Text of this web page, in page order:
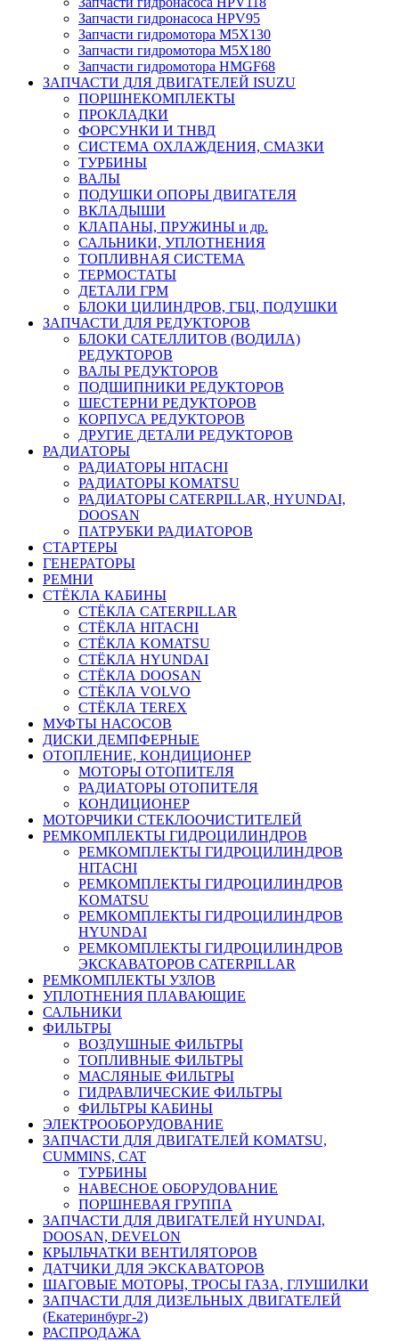
Запчасти гидронасоса HPV95
Запчасти гидромотора M5X130
Запчасти гидромотора M5X180
Запчасти гидромотора HMGF68
ЗАПЧАСТИ ДЛЯ ДВИГАТЕЛЕЙ ISUZU
ПОРШНЕКОМПЛЕКТЫ
ПРОКЛАДКИ
ФОРСУНКИ И ТНВД
СИСТЕМА ОХЛАЖДЕНИЯ, СМАЗКИ
ТУРБИНЫ
ВАЛЫ
ПОДУШКИ ОПОРЫ ДВИГАТЕЛЯ
ВКЛАДЫШИ
КЛАПАНЫ, ПРУЖИНЫ и др.
САЛЬНИКИ, УПЛОТНЕНИЯ
ТОПЛИВНАЯ СИСТЕМА
ТЕРМОСТАТЫ
ДЕТАЛИ ГРМ
БЛОКИ ЦИЛИНДРОВ, ГБЦ, ПОДУШКИ
ЗАПЧАСТИ ДЛЯ РЕДУКТОРОВ
БЛОКИ САТЕЛЛИТОВ (ВОДИЛА)
РЕДУКТОРОВ
ВАЛЫ РЕДУКТОРОВ
ПОДШИПНИКИ РЕДУКТОРОВ
ШЕСТЕРНИ РЕДУКТОРОВ
КОРПУСА РЕДУКТОРОВ
ДРУГИЕ ДЕТАЛИ РЕДУКТОРОВ
РАДИАТОРЫ
РАДИАТОРЫ HITACHI
РАДИАТОРЫ KOMATSU
РАДИАТОРЫ CATERPILLAR, HYUNDAI,
DOOSAN
ПАТРУБКИ РАДИАТОРОВ
СТАРТЕРЫ
ГЕНЕРАТОРЫ
РЕМНИ
СТЁКЛА КАБИНЫ
СТЁКЛА CATERPILLAR
СТЁКЛА HITACHI
СТЁКЛА KOMATSU
СТЁКЛА HYUNDAI
СТЁКЛА DOOSAN
СТЁКЛА VOLVO
СТЁКЛА TEREX
МУФТЫ НАСОСОВ
ДИСКИ ДЕМПФЕРНЫЕ
ОТОПЛЕНИЕ, КОНДИЦИОНЕР
МОТОРЫ ОТОПИТЕЛЯ
РАДИАТОРЫ ОТОПИТЕЛЯ
КОНДИЦИОНЕР
МОТОРЧИКИ СТЕКЛООЧИСТИТЕЛЕЙ
РЕМКОМПЛЕКТЫ ГИДРОЦИЛИНДРОВ
РЕМКОМПЛЕКТЫ ГИДРОЦИЛИНДРОВ
HITACHI
РЕМКОМПЛЕКТЫ ГИДРОЦИЛИНДРОВ
KOMATSU
РЕМКОМПЛЕКТЫ ГИДРОЦИЛИНДРОВ
HYUNDAI
РЕМКОМПЛЕКТЫ ГИДРОЦИЛИНДРОВ
ЭКСКАВАТОРОВ CATERPILLAR
РЕМКОМПЛЕКТЫ УЗЛОВ
УПЛОТНЕНИЯ ПЛАВАЮЩИЕ
САЛЬНИКИ
ФИЛЬТРЫ
ВОЗДУШНЫЕ ФИЛЬТРЫ
ТОПЛИВНЫЕ ФИЛЬТРЫ
МАСЛЯНЫЕ ФИЛЬТРЫ
ГИДРАВЛИЧЕСКИЕ ФИЛЬТРЫ
ФИЛЬТРЫ КАБИНЫ
ЭЛЕКТРООБОРУДОВАНИЕ
ЗАПЧАСТИ ДЛЯ ДВИГАТЕЛЕЙ KOMATSU,
CUMMINS, CAT
ТУРБИНЫ
НАВЕСНОЕ ОБОРУДОВАНИЕ
ПОРШНЕВАЯ ГРУППА
ЗАПЧАСТИ ДЛЯ ДВИГАТЕЛЕЙ HYUNDAI,
DOOSAN, DEVELON
КРЫЛЬЧАТКИ ВЕНТИЛЯТОРОВ
ДАТЧИКИ ДЛЯ ЭКСКАВАТОРОВ
ШАГОВЫЕ МОТОРЫ, ТРОСЫ ГАЗА, ГЛУШИЛКИ
ЗАПЧАСТИ ДЛЯ ДИЗЕЛЬНЫХ ДВИГАТЕЛЕЙ
(Екатеринбург-2)
РАСПРОДАЖА